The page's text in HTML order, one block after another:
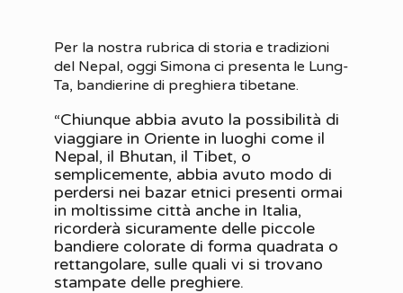
Per la nostra rubrica di storia e tradizioni
del Nepal, oggi Simona ci presenta le Lung-
Ta, bandierine di preghiera tibetane.
“Chiunque abbia avuto la possibilità di
viaggiare in Oriente in luoghi come il
Nepal, il Bhutan, il Tibet, o
semplicemente, abbia avuto modo di
perdersi nei bazar etnici presenti ormai
in moltissime città anche in Italia,
ricorderà sicuramente delle piccole
bandiere colorate di forma quadrata o
rettangolare, sulle quali vi si trovano
stampate delle preghiere.